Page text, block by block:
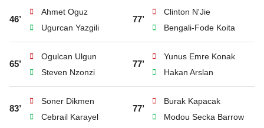
46’
Ahmet Oguz
Ugurcan Yazgili
77’
Clinton N'Jie
Bengali-Fode Koita
65’
Ogulcan Ulgun
Steven Nzonzi
77’
Yunus Emre Konak
Hakan Arslan
83’
Soner Dikmen
Cebrail Karayel
77’
Burak Kapacak
Modou Secka Barrow